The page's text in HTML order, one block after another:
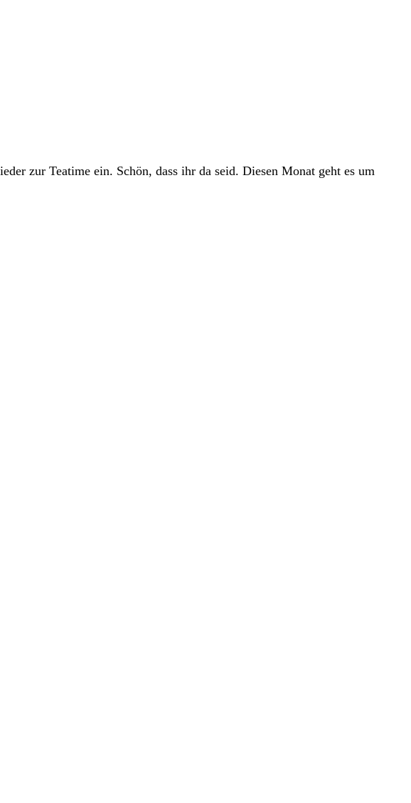
zur Teatime ein. Schön, dass ihr da seid. Diesen Monat geht es um